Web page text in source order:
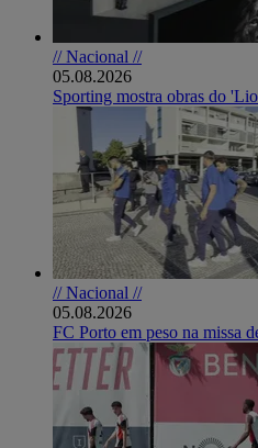
// Nacional //
05.08.2026
Sporting mostra obras do
// Nacional //
05.08.2026
FC Porto em peso na missa